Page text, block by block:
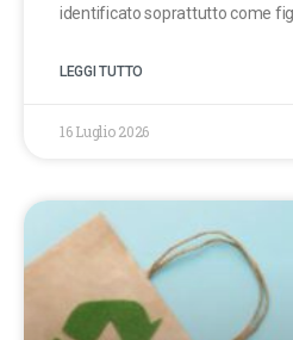
identificato soprattutto come
LEGGI TUTTO
16 Luglio 2026